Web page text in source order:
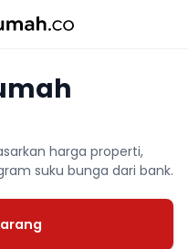
harga properti,
suku bunga dari bank.